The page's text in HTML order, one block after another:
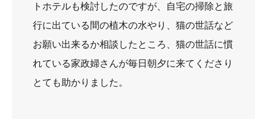
トホテルも検討したのですが、自宅の掃除と旅
行に出ている間の植木の水やり、猫の世話など
お願い出来るか相談したところ、猫の世話に慣
れている家政婦さんが毎日朝夕に来てくださり
とても助かりました。